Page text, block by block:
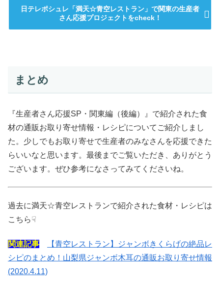
日テレポシュレ「満天☆青空レストラン」で関東の生産者
さん応援プロジェクトをcheck！
まとめ
『生産者さん応援SP・関東編（後編）』で紹介された食
材の通販お取り寄せ情報・レシピについてご紹介しまし
た。少しでもお取り寄せで生産者のみなさんを応援できた
らいいなと思います。最後までご覧いただき、ありがとう
ございます。ぜひ参考になさってみてくださいね。
過去に満天☆青空レストランで紹介された食材・レシピは
こちら☟
関連記事
【青空レストラン】ジャンボきくらげの絶品レ
シピのまとめ！山梨県ジャンボ木耳の通販お取り寄せ情報
(2020.4.11)